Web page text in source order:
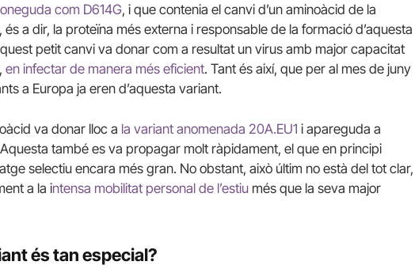
com D614G, i que contenia el canvi d’un aminoàcid de la
és a dir, la proteïna més externa i responsable de la formació d’aquesta
petit canvi va donar com a resultat un virus amb major capacitat
en infectar de manera més eficient. Tant és així, que per al mes de juny
a Europa ja eren d’aquesta variant.
va donar lloc a la variant anomenada 20A.EU1 i apareguda a
també es va propagar molt ràpidament, el que en principi
selectiu encara més gran. No obstant, això últim no està del tot clar,
a la intensa mobilitat personal de l’estiu més que la seva major
és tan especial?